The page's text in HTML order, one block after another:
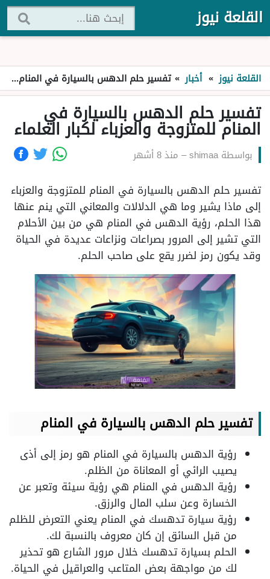
القلعة نيوز
القلعة نيوز » أخبار » تفسير حلم الدهس بالسيارة في المنام للمتزوجة والعزباء لكبار العلماء
تفسير حلم الدهس بالسيارة في
المنام للمتزوجة والعزباء لكبار العلماء
بواسطةshimaa
– منذ 8 أشهر
تفسير حلم الدهس بالسيارة في المنام للمتزوجة والعزباء
إلى ماذا يشير وما هي الدلالات والمعاني التي ينم عنها
هذا الحلم، رؤية الدهس في المنام هي من بين الأحلام
التي تشير إلى المرور بصراعات ونزاعات عديدة في الحياة
وقد يكون رمز لضرر يقع على صاحب الحلم.
تفسير حلم الدهس بالسيارة في المنام
رؤية الدهس بالسيارة في المنام هو رمز إلى أذى
يصيب الرائي أو المعاناة من الظلم.
رؤية الدهس في المنام هي رؤية سيئة وتعبر عن
الخسارة وعن سلب المال والرزق.
رؤية سيارة تدهسك في المنام يعني التعرض للظلم
من قبل السائق إن كان معروف بالنسبة لك.
الحلم بسيارة تدهسك خلال مرور الشارع هو تحذير
لك من مواجهة بعض المتاعب والعراقيل في الحياة.